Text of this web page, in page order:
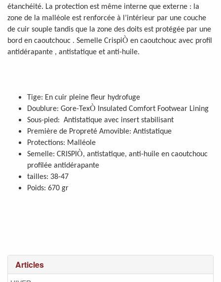
Articles
étanchéité. La protection est même interne que externe : la
zone de la malléole est renforcée à l’intérieur par une couche
de cuir souple tandis que la zone des doits est protégée par une
bord en caoutchouc . Semelle CrispiÒ en caoutchouc avec profil
antidérapante , antistatique et anti-huile.
Tige: En cuir pleine fleur hydrofuge
Doublure: Gore-TexÒ Insulated Comfort Footwear Lining
Sous-pied: Antistatique avec insert stabilisant
Première de Propreté Amovible: Antistatique
Protections: Malléole
Semelle: CRISPI Ò, antistatique, anti-huile en caoutchouc
profilée antidérapante
tailles: 38-47
Poids: 670 gr